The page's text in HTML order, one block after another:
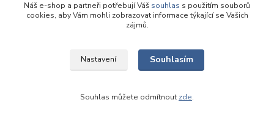
info@grandax.cz
Náš e-shop a partneři potřebují Váš souhlas s použitím souborů
cookies, aby Vám mohli zobrazovat informace týkající se Vašich
zájmů.
Nastavení Souhlasím
Souhlas můžete odmítnout zde.